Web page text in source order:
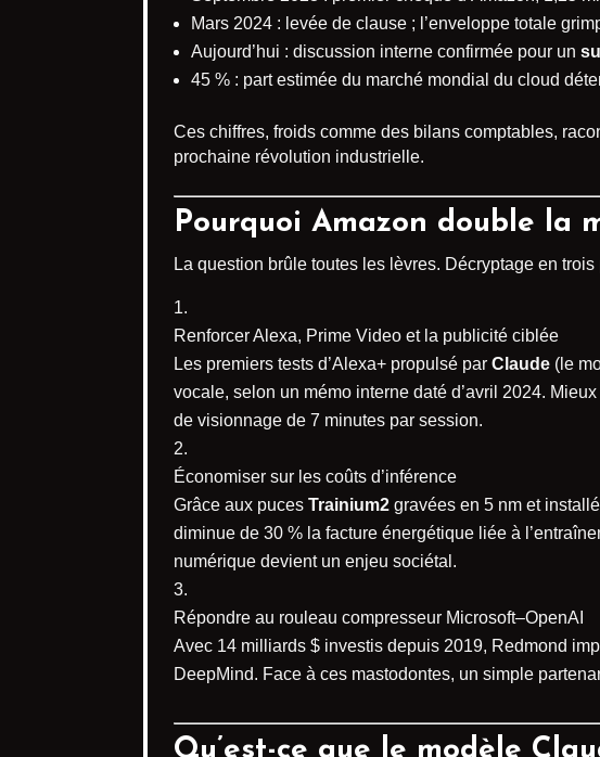
Mars 2024 : levée de clause ; l’enveloppe totale
Aujourd’hui : discussion interne confirmée pour un
45 % : part estimée du marché mondial du cloud
Ces chiffres, froids comme des bilans comptables,
prochaine révolution industrielle.
Pourquoi Amazon double la
La question brûle toutes les lèvres. Décryptage en trois
Renforcer Alexa, Prime Video et la publicité ciblée
Les premiers tests d’Alexa+ propulsé par Claude (le
vocale, selon un mémo interne daté d’avril 2024.
de visionnage de 7 minutes par session.
Économiser sur les coûts d’inférence
Grâce aux puces Trainium2 gravées en 5 nm et
diminue de 30 % la facture énergétique liée à
numérique devient un enjeu sociétal.
Répondre au rouleau compresseur Microsoft–OpenAI
Avec 14 milliards $ investis depuis 2019, Redmond
DeepMind. Face à ces mastodontes, un simple